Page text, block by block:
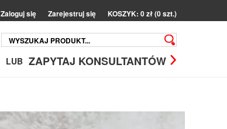
Zaloguj się Zarejestruj się KOSZYK: 0 zł (0 szt.)
LUB ZAPYTAJ KONSULTANTÓW